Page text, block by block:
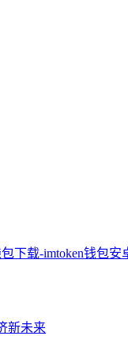
包下载-imtoken钱包
新未来